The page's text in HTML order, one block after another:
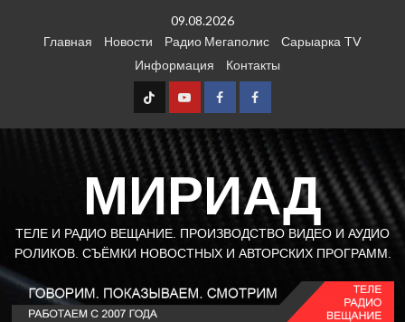
09.08.2026
Главная
Новости Радио Мегаполис
Сарыарка TV
Информация
Контакты
TT Youtube
FB1 FB2
МИРИАД
ТЕЛЕ И РАДИО ВЕЩАНИЕ. ПРОИЗВОДСТВО ВИДЕО И АУДИО
РОЛИКОВ. СЪЁМКИ НОВОСТНЫХ И АВТОРСКИХ ПРОГРАММ.